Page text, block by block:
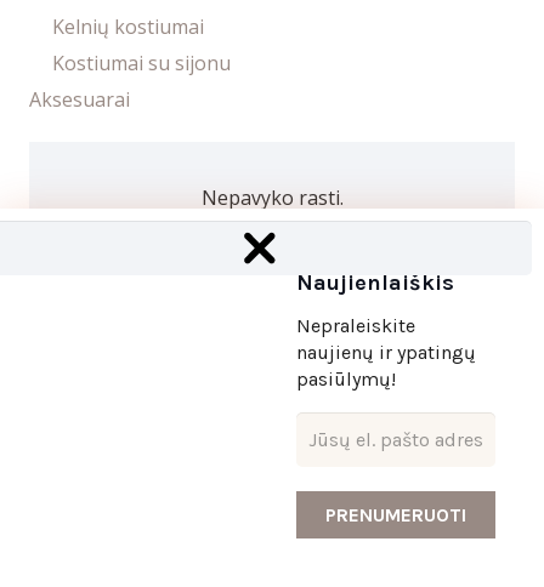
Kelnių kostiumai
Kostiumai su sijonu
Aksesuarai
Nepavyko rasti.
​©2025 UAB “Alinos gracija” | Sprendimas:
Naujienlaiškis
Nepraleiskite
naujienų ir ypatingų
pasiūlymų!